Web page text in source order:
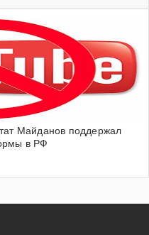
Майданов поддержал
в РФ